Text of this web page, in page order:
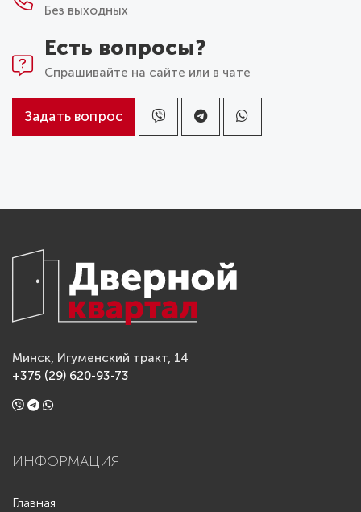
Без выходных
Есть вопросы?
Спрашивайте на сайте или в чате
Задать вопрос
Минск, Игуменский тракт, 14
+375 (29) 620-93-73
ИНФОРМАЦИЯ
Главная